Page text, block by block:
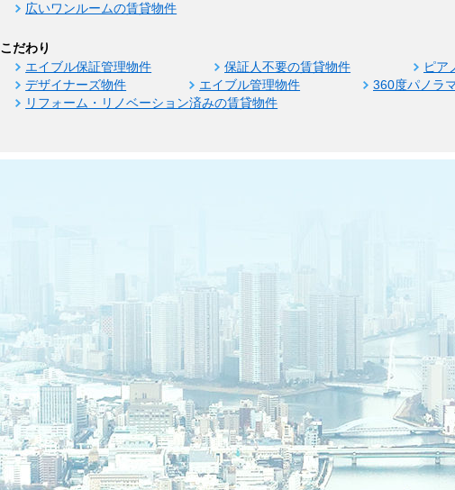
広いワンルームの賃貸物件
こだわり
エイブル保証管理物件 保証人不要の賃貸物件 ピア
デザイナーズ物件
エイブル管理物件 360度パノラ
リフォーム・リノベーション済みの賃貸物件